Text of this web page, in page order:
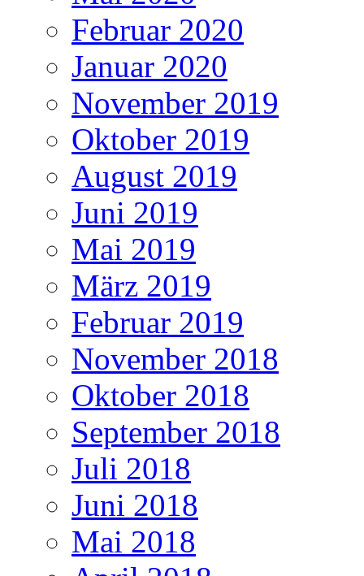
Februar 2020
Januar 2020
November 2019
Oktober 2019
August 2019
Juni 2019
Mai 2019
März 2019
Februar 2019
November 2018
Oktober 2018
September 2018
Juli 2018
Juni 2018
Mai 2018